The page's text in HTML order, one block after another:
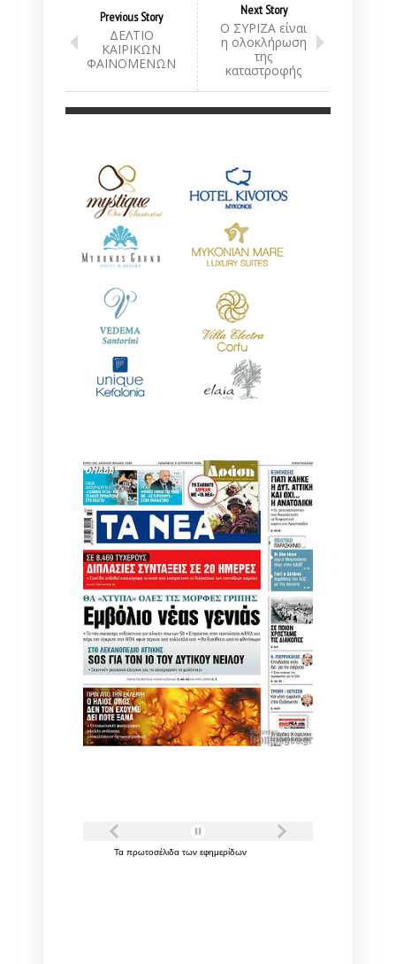
Previous Story
ΔΕΛΤΙΟ
ΚΑΙΡΙΚΩΝ
ΦΑΙΝΟΜΕΝΩΝ
Next Story
Ο ΣΥΡΙΖΑ είναι
η ολοκλήρωση
της
καταστροφής
Τα πρωτοσέλιδα των εφημερίδων